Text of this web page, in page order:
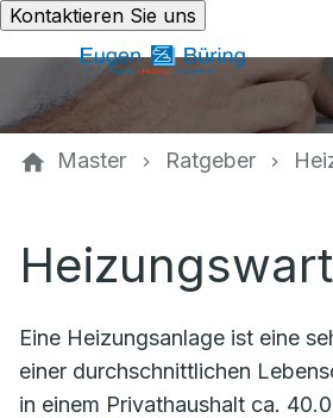
Kontaktieren Sie uns
Master Ratgeber
Eine Heizungsanlage ist eine
einer durchschnittlichen
in einem Privathaushalt ca.